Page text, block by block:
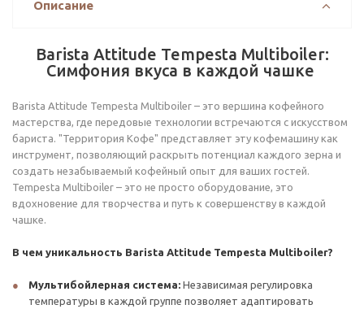
Описание
Barista Attitude Tempesta Multiboiler:
Симфония вкуса в каждой чашке
Barista Attitude Tempesta Multiboiler – это вершина кофейного
мастерства, где передовые технологии встречаются с искусством
бариста. "Территория Кофе" представляет эту кофемашину как
инструмент, позволяющий раскрыть потенциал каждого зерна и
создать незабываемый кофейный опыт для ваших гостей.
Tempesta Multiboiler – это не просто оборудование, это
вдохновение для творчества и путь к совершенству в каждой
чашке.
В чем уникальность Barista Attitude Tempesta Multiboiler?
Мультибойлерная система: Независимая регулировка
температуры в каждой группе позволяет адаптировать